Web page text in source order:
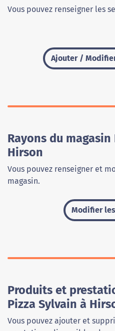
Vous pouvez renseigner les
Ajouter /
Rayons du magasin
Hirson
Vous pouvez renseigner et
magasin.
Modifier
Produits et
Pizza Sylvain à
Vous pouvez ajouter et